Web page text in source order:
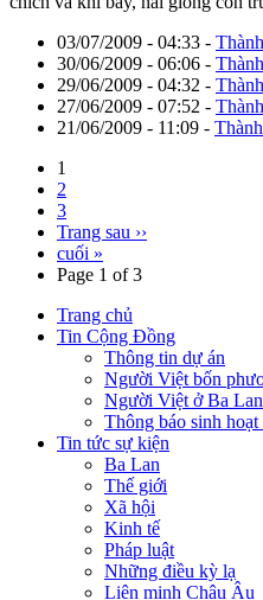
03/07/2009 - 04:33 -
30/06/2009 - 06:06 -
29/06/2009 - 04:32 -
27/06/2009 - 07:52 -
21/06/2009 - 11:09 -
1
2
3
Trang sau ››
cuối »
Page 1 of 3
Trang chủ
Tin Cộng Đồng
Thông tin dự án
Người Việt bốn
Người Việt ở Ba Lan
Thông báo sinh
Tin tức sự kiện
Ba Lan
Thế giới
Xã hội
Kinh tế
Pháp luật
Những điều kỳ lạ
Liên minh Châu Âu